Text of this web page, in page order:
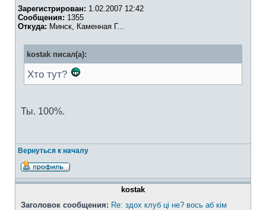
Зарегистрирован: 1.02.2007 12:42
Сообщения: 1355
Откуда: Минск, Каменная Г...
kostak писал(а):
Хто тут?
Ты. 100%.
Вернуться к началу
kostak
Заголовок сообщения: Re: здох клуб ці не? вось аб кім